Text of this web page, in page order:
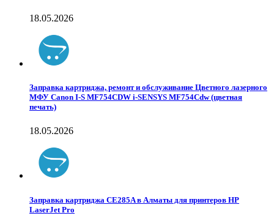
18.05.2026
Заправка картриджа, ремонт и обслуживание Цветного лазерного
МФУ Canon I-S MF754CDW i-SENSYS MF754Cdw (цветная
печать)
18.05.2026
Заправка картриджа CE285A в Алматы для принтеров HP
LaserJet Pro